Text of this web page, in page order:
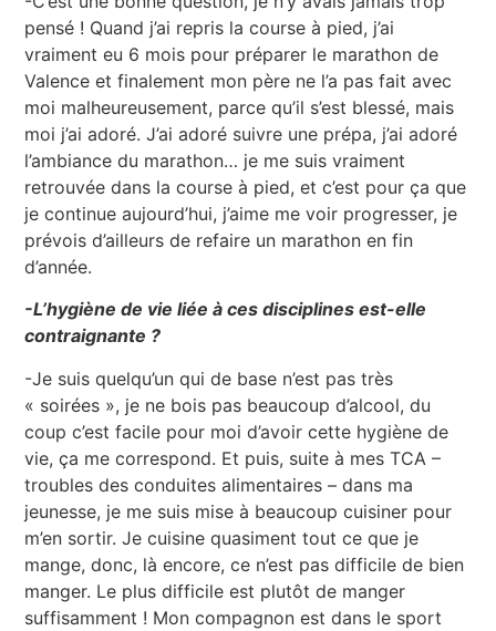
pensé ! Quand j’ai repris la course à pied, j’ai
vraiment eu 6 mois pour préparer le marathon de
Valence et finalement mon père ne l’a pas fait avec
moi malheureusement, parce qu’il s’est blessé, mais
moi j’ai adoré. J’ai adoré suivre une prépa, j’ai adoré
l’ambiance du marathon… je me suis vraiment
retrouvée dans la course à pied, et c’est pour ça que
je continue aujourd’hui, j’aime me voir progresser, je
prévois d’ailleurs de refaire un marathon en fin
d’année.
-L’hygiène de vie liée à ces disciplines est-elle
contraignante ?
-Je suis quelqu’un qui de base n’est pas très
« soirées », je ne bois pas beaucoup d’alcool, du
coup c’est facile pour moi d’avoir cette hygiène de
vie, ça me correspond. Et puis, suite à mes TCA –
troubles des conduites alimentaires – dans ma
jeunesse, je me suis mise à beaucoup cuisiner pour
m’en sortir. Je cuisine quasiment tout ce que je
mange, donc, là encore, ce n’est pas difficile de bien
manger. Le plus difficile est plutôt de manger
suffisamment ! Mon compagnon est dans le sport